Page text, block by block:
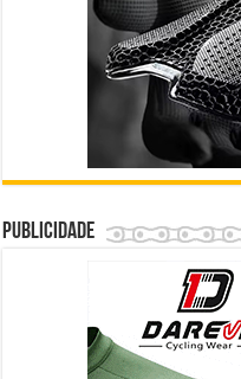
Publicidade